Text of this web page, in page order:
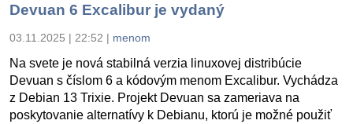
Devuan 6 Excalibur je vydaný
03.11.2025 | 22:52 | menom
Na svete je nová stabilná verzia linuxovej distribúcie
Devuan s číslom 6 a kódovým menom Excalibur. Vychádza
z Debian 13 Trixie. Projekt Devuan sa zameriava na
poskytovanie alternatívy k Debianu, ktorú je možné použiť